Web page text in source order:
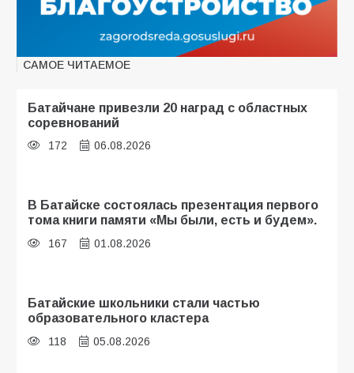
САМОЕ ЧИТАЕМОЕ
Батайчане привезли 20 наград с областных
соревнований
172 06.08.2026
В Батайске состоялась презентация первого
тома книги памяти «Мы были, есть и будем».
167 01.08.2026
Батайские школьники стали частью
образовательного кластера
118 05.08.2026